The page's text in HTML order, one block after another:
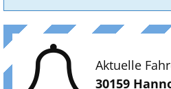
Aktuelle
30159